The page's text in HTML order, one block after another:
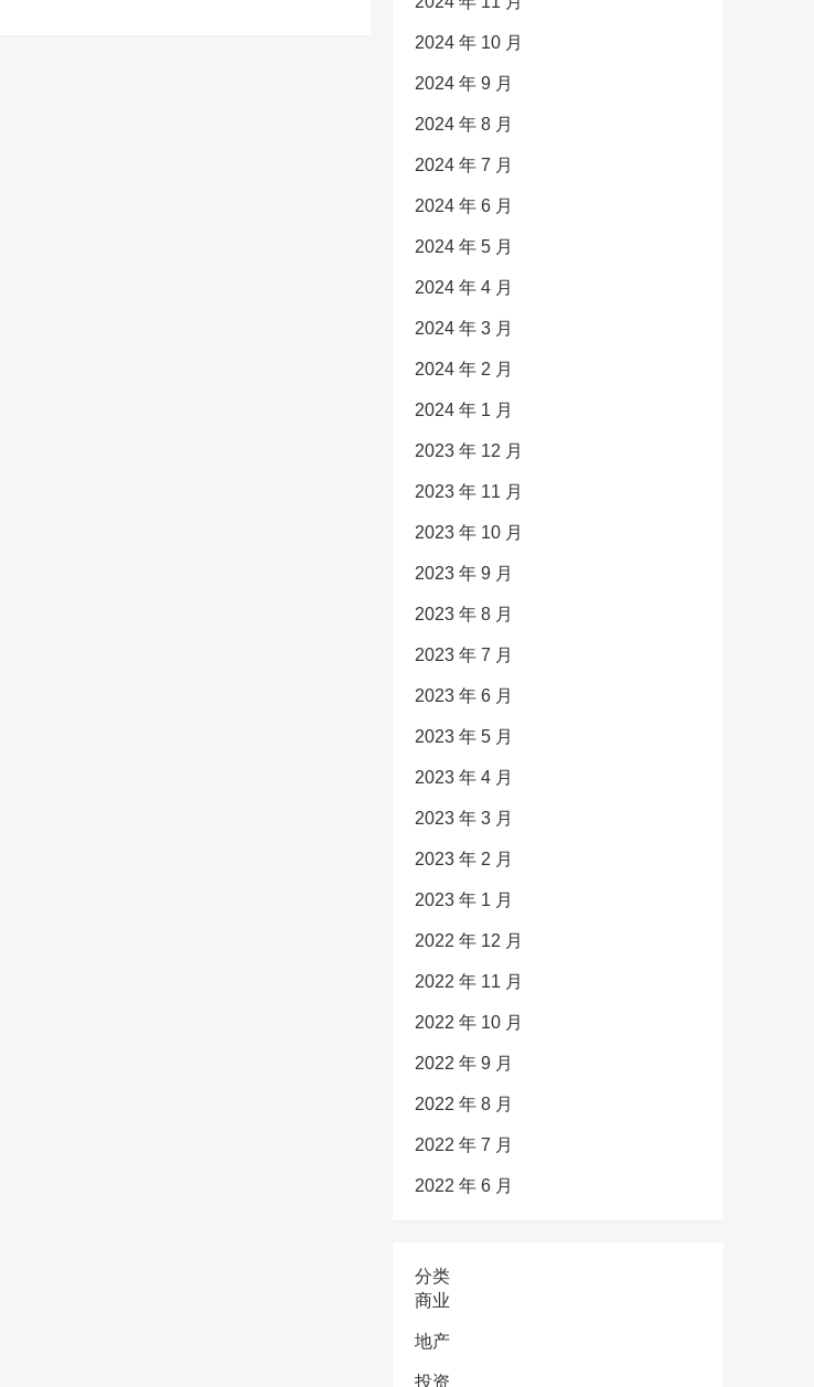
2024 年 10 月
2024 年 9 月
2024 年 8 月
2024 年 7 月
2024 年 6 月
2024 年 5 月
2024 年 4 月
2024 年 3 月
2024 年 2 月
2024 年 1 月
2023 年 12 月
2023 年 11 月
2023 年 10 月
2023 年 9 月
2023 年 8 月
2023 年 7 月
2023 年 6 月
2023 年 5 月
2023 年 4 月
2023 年 3 月
2023 年 2 月
2023 年 1 月
2022 年 12 月
2022 年 11 月
2022 年 10 月
2022 年 9 月
2022 年 8 月
2022 年 7 月
2022 年 6 月
分类
商业
地产
投资